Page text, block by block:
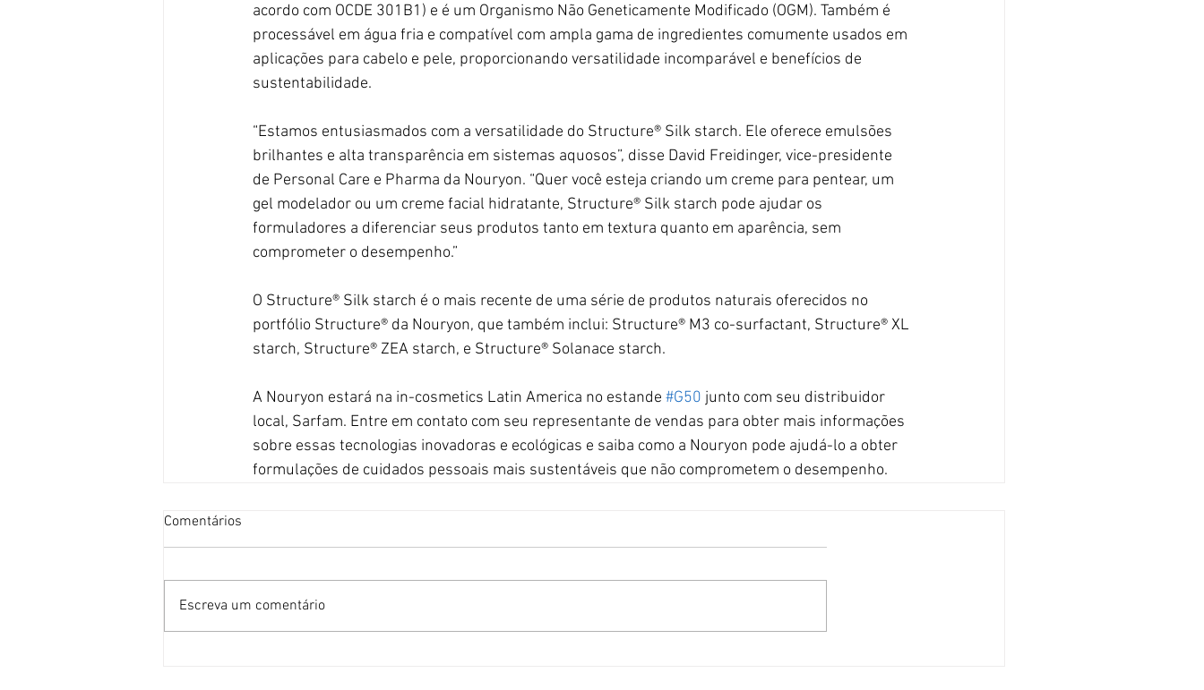
acordo com OCDE 301B1) e é um Organismo Não Geneticamente Modificado (OGM). Também é
processável em água fria e compatível com ampla gama de ingredientes comumente usados em
aplicações para cabelo e pele, proporcionando versatilidade incomparável e benefícios de
sustentabilidade.
“Estamos entusiasmados com a versatilidade do Structure® Silk starch. Ele oferece emulsões
brilhantes e alta transparência em sistemas aquosos”, disse David Freidinger, vice-presidente
de Personal Care e Pharma da Nouryon. “Quer você esteja criando um creme para pentear, um
gel modelador ou um creme facial hidratante, Structure® Silk starch pode ajudar os
formuladores a diferenciar seus produtos tanto em textura quanto em aparência, sem
comprometer o desempenho.”
O Structure® Silk starch é o mais recente de uma série de produtos naturais oferecidos no
portfólio Structure® da Nouryon, que também inclui: Structure® M3 co-surfactant, Structure® XL
starch, Structure® ZEA starch, e Structure® Solanace starch.
A Nouryon estará na in-cosmetics Latin America no estande #G50 junto com seu distribuidor
local, Sarfam. Entre em contato com seu representante de vendas para obter mais informações
sobre essas tecnologias inovadoras e ecológicas e saiba como a Nouryon pode ajudá-lo a obter
formulações de cuidados pessoais mais sustentáveis que não comprometem o desempenho.
Comentários
Escreva um comentário